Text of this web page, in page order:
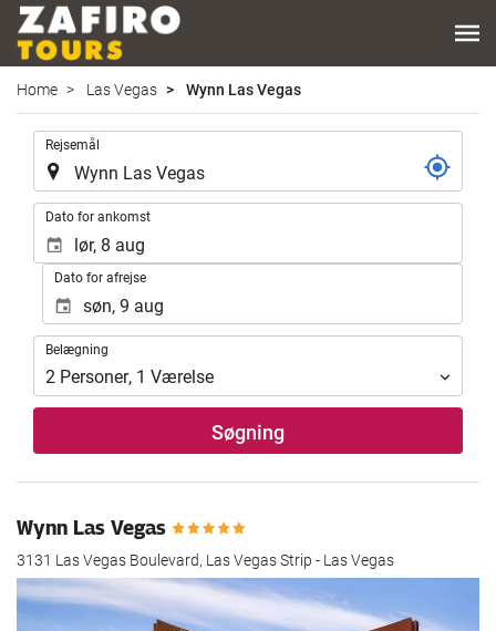
Home Las Vegas Wynn Las Vegas
Rejsemål
Dato for ankomst
Dato for afrejse
Belægning
Belægning
2 Personer, 1 Værelse
Søgning
Wynn Las Vegas
3131 Las Vegas Boulevard, Las Vegas Strip - Las Vegas